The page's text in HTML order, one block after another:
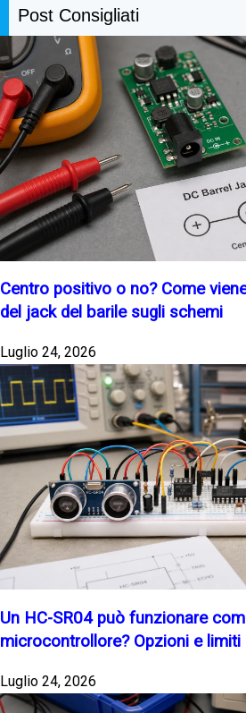
Post Consigliati
Centro positivo o no? Come
del jack del barile sugli schemi
Luglio 24, 2026
Un HC-SR04 può funzionare
microcontrollore? Opzioni e
Luglio 24, 2026